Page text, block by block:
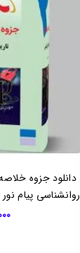
دانلود جزوه
روانشناسی پیام نور pdf + نمونه سوالات تستی